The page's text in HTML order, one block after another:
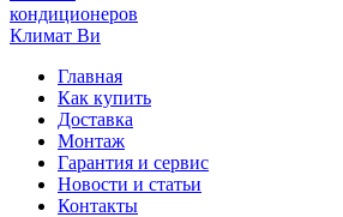
Главная
Как купить
Доставка
Монтаж
Гарантия и сервис
Новости и статьи
Контакты